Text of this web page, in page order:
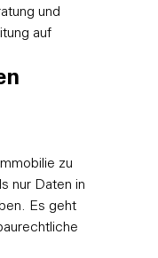
und
auf
zu
nur Daten in
Es geht